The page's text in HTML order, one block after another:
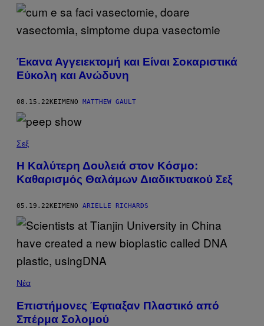
Έκανα Αγγειεκτομή και Είναι Σοκαριστικά
Εύκολη και Ανώδυνη
08.15.22ΚΕΊΜΕΝΟ MATTHEW GAULT
Σεξ
Η Καλύτερη Δουλειά στον Κόσμο:
Καθαρισμός Θαλάμων Διαδικτυακού Σεξ
05.19.22 ΚΕΊΜΕΝΟ ARIELLE RICHARDS
Νέα
Επιστήμονες Έφτιαξαν Πλαστικό από
Σπέρμα Σολομού